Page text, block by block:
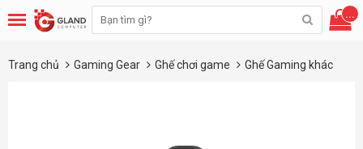
...
Trang chủ Gaming Gear Ghế chơi game Ghế Gaming khác